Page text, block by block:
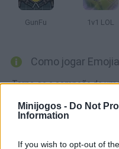
Minijogos - Do Not
Information
If you wish to opt-out of
GunFu 1v1 LOL
Como jogar
Torne-se o campeão de
inimigos e lute uma
seus inimigos. Boa sorte!